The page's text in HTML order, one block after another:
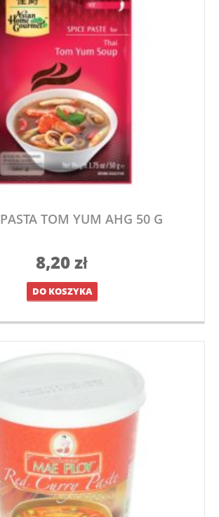
PASTA TOM YUM AHG 50 G
8,20zł
DO KOSZYKA